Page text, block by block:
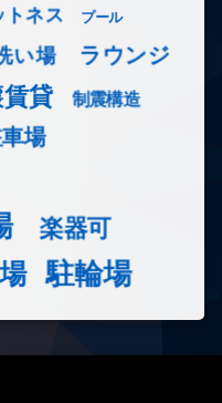
トネス プール
い場 ラウンジ
貸 制震構造
場
楽器可
駐輪場